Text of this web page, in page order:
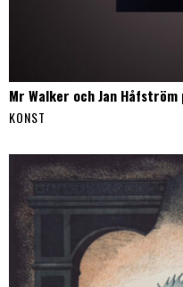
Mr Walker och Jan Håfström
KONST